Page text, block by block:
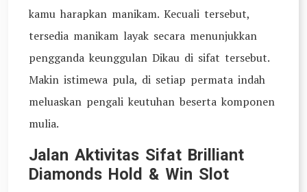
kamu harapkan manikam. Kecuali tersebut,
tersedia manikam layak secara menunjukkan
pengganda keunggulan Dikau di sifat tersebut.
Makin istimewa pula, di setiap permata indah
meluaskan pengali keutuhan beserta komponen
mulia.
Jalan Aktivitas Sifat Brilliant
Diamonds Hold & Win Slot